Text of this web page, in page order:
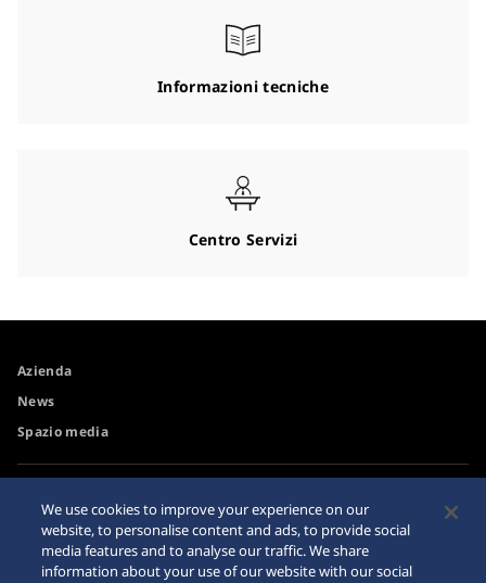
Informazioni tecniche
Centro Servizi
Azienda
News
Spazio media
Requisiti di navigazione
Avvertimento riguardo agli
acquisti su internet
We use cookies to improve your experience on our
website, to personalise content and ads, to provide social
media features and to analyse our traffic. We share
information about your use of our website with our social